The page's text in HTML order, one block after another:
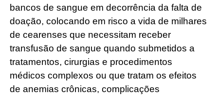
bancos de sangue em decorrência da falta de
doação, colocando em risco a vida de milhares
de cearenses que necessitam receber
transfusão de sangue quando submetidos a
tratamentos, cirurgias e procedimentos
médicos complexos ou que tratam os efeitos
de anemias crônicas, complicações